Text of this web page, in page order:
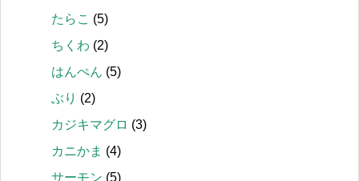
たらこ (5)
ちくわ (2)
はんぺん (5)
ぶり (2)
カジキマグロ (3)
カニかま (4)
サーモン (5)